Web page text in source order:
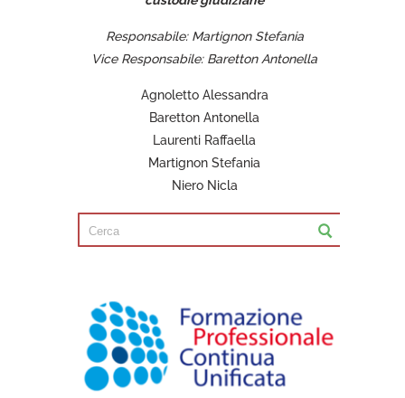
Responsabile: Martignon Stefania
Vice Responsabile: Baretton Antonella
Agnoletto Alessandra
Baretton Antonella
Laurenti Raffaella
Martignon Stefania
Niero Nicla